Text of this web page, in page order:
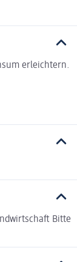
erleichtern.
Bitte